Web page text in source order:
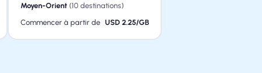
Moyen-Orient(10 destinations)
Commencer à partir de USD 2.25/GB